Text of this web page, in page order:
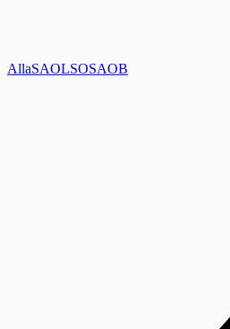
AllaSAOLSOSAOB